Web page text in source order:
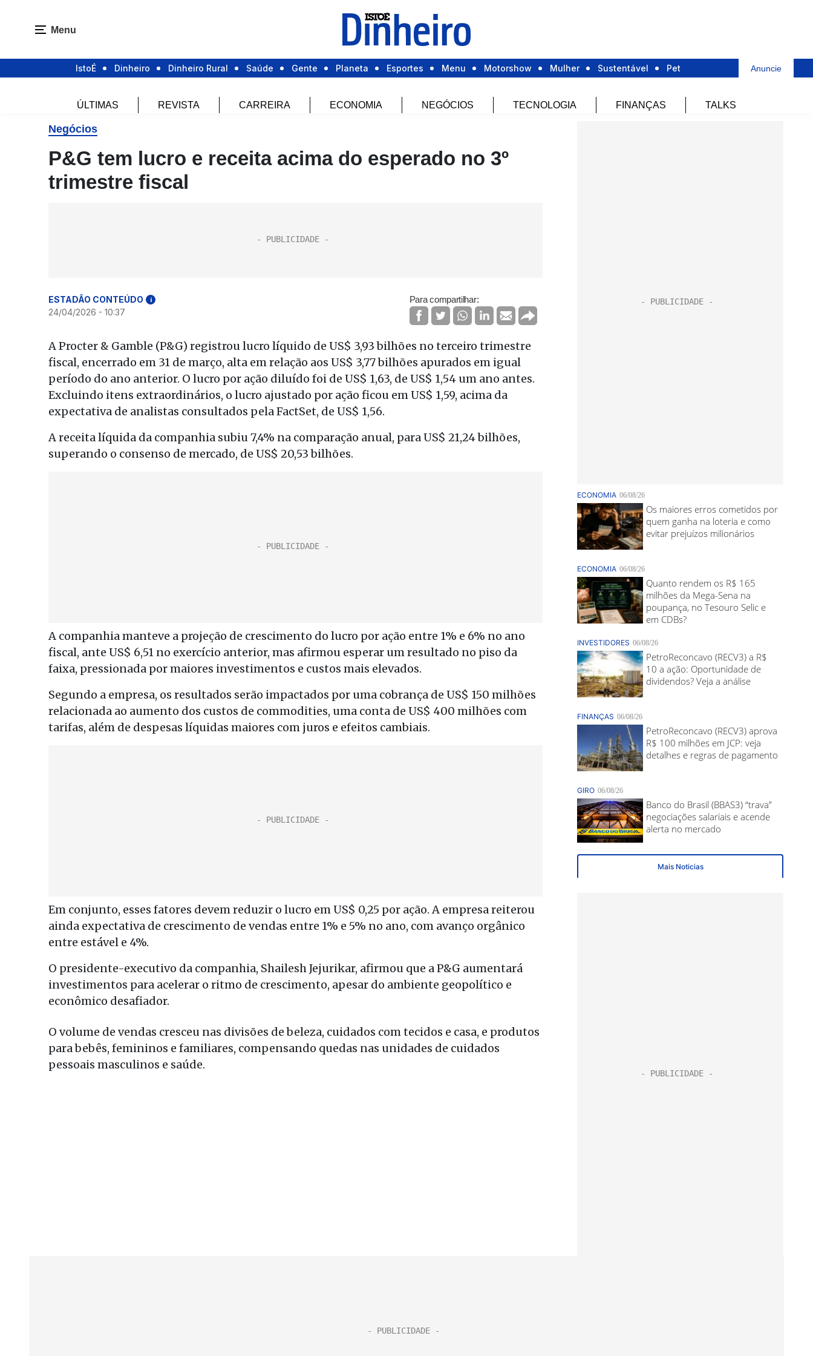
Menu
IstoÉ Dinheiro Dinheiro Rural Saúde Gente Planeta Esportes Menu Motorshow Mulher Sustentável Pet Anuncie
ÚLTIMAS REVISTA CARREIRA ECONOMIA NEGÓCIOS TECNOLOGIA FINANÇAS TALKS
Negócios
P&G tem lucro e receita acima do esperado no 3º
trimestre fiscal
ESTADÃO CONTEÚDO i
24/04/2026 - 10:37
Para compartilhar:
A Procter & Gamble (P&G) registrou lucro líquido de US$ 3,93 bilhões no terceiro trimestre
fiscal, encerrado em 31 de março, alta em relação aos US$ 3,77 bilhões apurados em igual
período do ano anterior. O lucro por ação diluído foi de US$ 1,63, de US$ 1,54 um ano antes.
Excluindo itens extraordinários, o lucro ajustado por ação ficou em US$ 1,59, acima da
expectativa de analistas consultados pela FactSet, de US$ 1,56.
A receita líquida da companhia subiu 7,4% na comparação anual, para US$ 21,24 bilhões,
superando o consenso de mercado, de US$ 20,53 bilhões.
A companhia manteve a projeção de crescimento do lucro por ação entre 1% e 6% no ano
fiscal, ante US$ 6,51 no exercício anterior, mas afirmou esperar um resultado no piso da
faixa, pressionada por maiores investimentos e custos mais elevados.
Segundo a empresa, os resultados serão impactados por uma cobrança de US$ 150 milhões
relacionada ao aumento dos custos de commodities, uma conta de US$ 400 milhões com
tarifas, além de despesas líquidas maiores com juros e efeitos cambiais.
Em conjunto, esses fatores devem reduzir o lucro em US$ 0,25 por ação. A empresa reiterou
ainda expectativa de crescimento de vendas entre 1% e 5% no ano, com avanço orgânico
entre estável e 4%.
O presidente-executivo da companhia, Shailesh Jejurikar, afirmou que a P&G aumentará
investimentos para acelerar o ritmo de crescimento, apesar do ambiente geopolítico e
econômico desafiador.
O volume de vendas cresceu nas divisões de beleza, cuidados com tecidos e casa, e produtos
para bebês, femininos e familiares, compensando quedas nas unidades de cuidados
pessoais masculinos e saúde.